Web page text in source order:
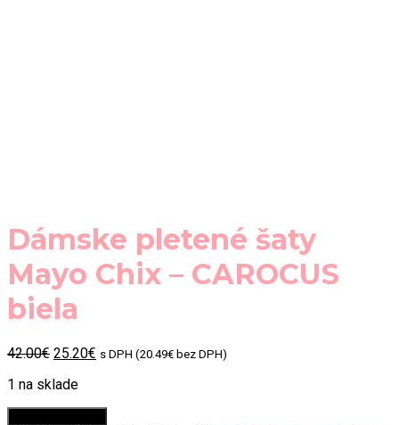
Dámske pletené šaty
Mayo Chix – CAROCUS
biela
42.00€ Original
was:
42.00€.
25.20€ Current
25.20€.
s DPH (20.49€ bez DPH)
1 na sklade